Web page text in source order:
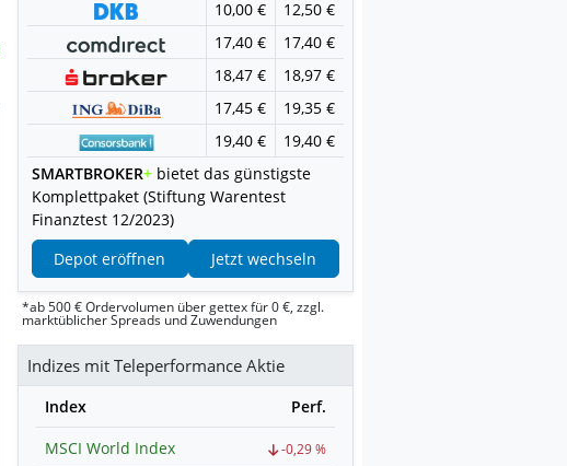
10,00 €
12,50 €
17,40 €
17,40 €
18,47 €
18,97 €
17,45 €
19,35 €
19,40 €
19,40 €
SMARTBROKER+bietet das günstigste
Komplettpaket (Stiftung Warentest
Finanztest 12/2023)
Depot eröffnen
Jetzt wechseln
*ab 500 € Ordervolumen über gettex für 0 €, zzgl.
marktüblicher Spreads und Zuwendungen
Indizes mit Teleperformance Aktie
Index
Perf.
MSCI World Index
-0,29 %